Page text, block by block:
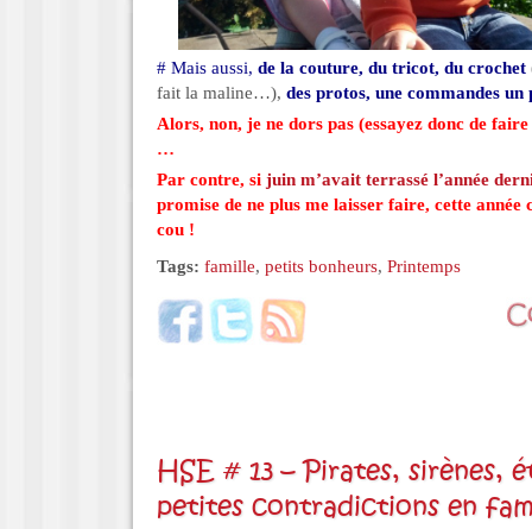
# Mais aussi, de la couture, du tricot, du crochet
fait la maline…), des protos, une commandes un
Alors, non, je ne dors pas (essayez donc de
…
Par contre, si juin m’avait terrassé l’année
promise de ne plus me laisser faire, cette année
cou !
Tags: famille, petits bonheurs, Printemps
HSE # 13 – Pirates, sirènes,
petites contradictions en